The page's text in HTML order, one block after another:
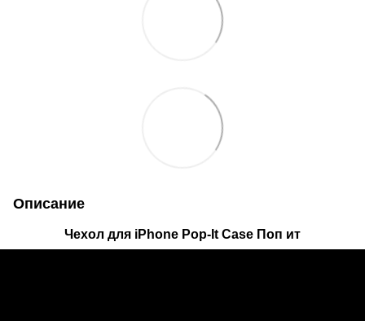
Описание
Чехол для iPhone Pop-It Case Поп ит